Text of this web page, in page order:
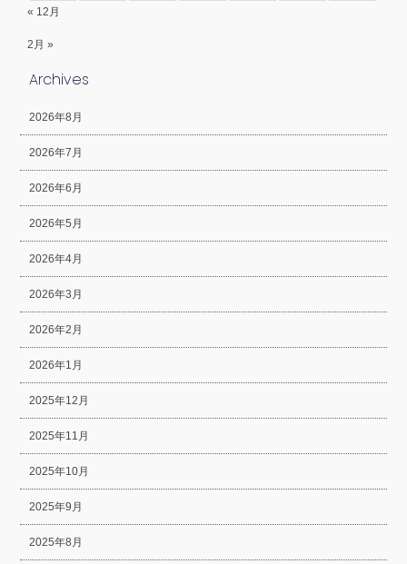
« 12月
2月 »
Archives
2026年8月
2026年7月
2026年6月
2026年5月
2026年4月
2026年3月
2026年2月
2026年1月
2025年12月
2025年11月
2025年10月
2025年9月
2025年8月